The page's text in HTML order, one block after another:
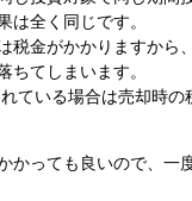
は全く同じです。
税金がかかりますから
ちてしまいます。
れている場合は売却時
かっても良いので、一